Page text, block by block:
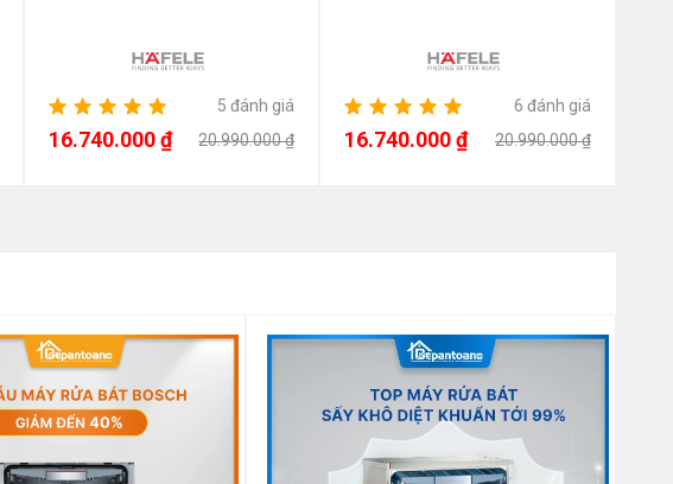
5 đánh giá
16.740.000 ₫ 20.990.000 ₫
6 đánh giá
16.740.000 ₫ 20.990.000 ₫